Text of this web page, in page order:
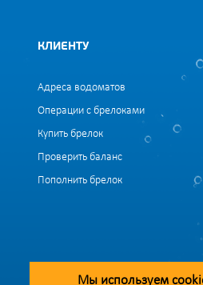
КЛИЕНТУ
Адреса водоматов
Операции с брелоками
Купить брелок
Проверить баланс
Пополнить брелок
Мы используем